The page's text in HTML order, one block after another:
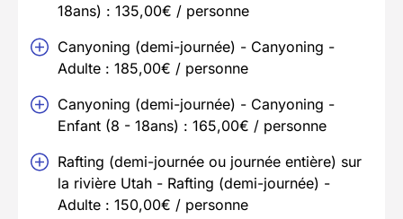
18ans) : 135,00€ / personne
Canyoning (demi-journée) - Canyoning -
Adulte : 185,00€ / personne
Canyoning (demi-journée) - Canyoning -
Enfant (8 - 18ans) : 165,00€ / personne
Rafting (demi-journée ou journée entière) sur
la rivière Utah - Rafting (demi-journée) -
Adulte : 150,00€ / personne